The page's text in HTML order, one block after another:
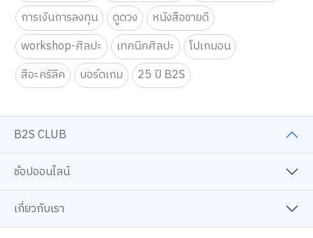
การเงินการลงทุน
ดูดวง
หนังสือขายดี
workshop-ศิลปะ
เทคนิคศิลปะ
โปเกมอน
สีอะคริลิค
บอร์ดเกม 25 ปี B2S
B2S CLUB
ช้อปออนไลน์
เกี่ยวกับเรา